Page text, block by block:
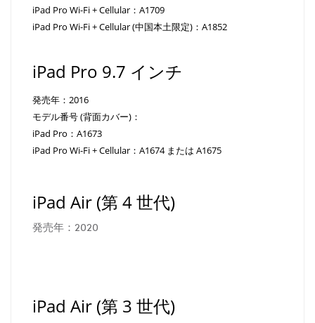
iPad Pro Wi-Fi + Cellular：A1709
iPad Pro Wi-Fi + Cellular (中国本土限定)：A1852
iPad Pro 9.7 インチ
発売年：2016
モデル番号 (背面カバー)：
iPad Pro：A1673
iPad Pro Wi-Fi + Cellular：A1674 または A1675
iPad Air (第 4 世代)
発売年：2020
iPad Air (第 3 世代)